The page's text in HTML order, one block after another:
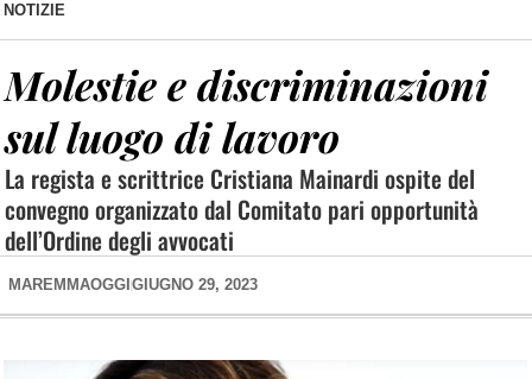
NOTIZIE
Molestie e discriminazioni
sul luogo di lavoro
La regista e scrittrice Cristiana Mainardi ospite del
convegno organizzato dal Comitato pari opportunità
dell’Ordine degli avvocati
MAREMMAOGGI GIUGNO 29, 2023